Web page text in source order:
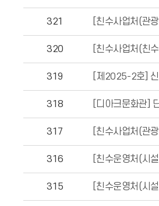
321 [친수사업처(관
320 [친수사업처(친
319 [제2025-2호]
318 [디아크문화관]
317 [친수사업처(관
316 [친수운영처(시
315 [친수운영처(시